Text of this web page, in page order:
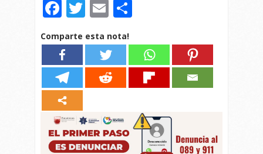
Facebook
Twitter
Email
Comparte esta nota!